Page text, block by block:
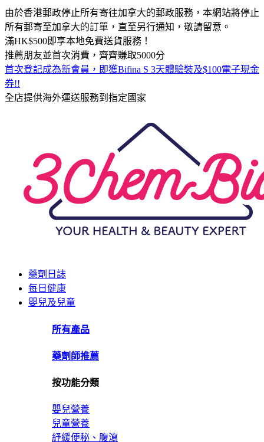
由於香港郵政停止所有寄往加拿大的郵政服務，本網站將停止
所有郵寄至加拿大的訂單，直至另行通知，敬請留意。
滿HK$500即享本地免費送貨服務！
推薦朋友並首次消費，齊齊賺取5000分
首次登記成為新會員，即獲Bifina S 3天體驗裝及$100電子現金
券!!
全店提供海外運送服務到指定國家
藥劑日誌
每日健康
嬰兒及兒童
所有產品
藥劑師推薦
按功能分類
嬰兒營養
兒童營養
紓緩便秘、腹瀉